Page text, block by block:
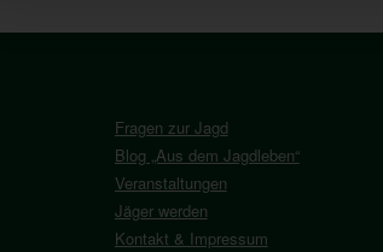
Fragen zur Jagd
Blog „Aus dem Jagdleben“
Veranstaltungen
Jäger werden
Kontakt & Impressum